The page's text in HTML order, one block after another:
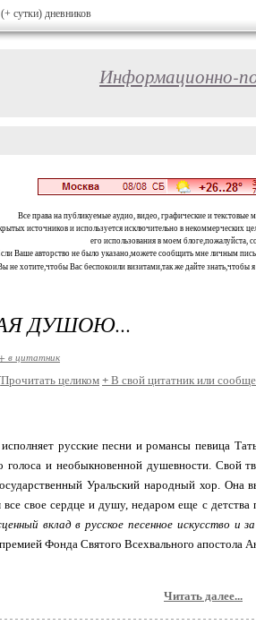
сутки) дневников
Информационно-
Все права на публикуемые аудио, видео, графические и текстовые
источников и используется исключительно в некоммерческих
его использования в моем блоге,пожалуйста,
Ваше авторство не было указано,можете сообщить мне личным
не хотите,чтобы Вас беспокоили визитами,так же дайте знать,чтобы
ДУШОЮ...
в цитатник
Прочитать целиком + В свой цитатник или
русские песни и романсы певица
голоса и необыкновенной душевности. Свой
Уральский народный хор. Она
все свое сердце и душу, недаром еще с
вклад в русское песенное искусство и
Фонда Святого Всехвального апостола
Читать далее...